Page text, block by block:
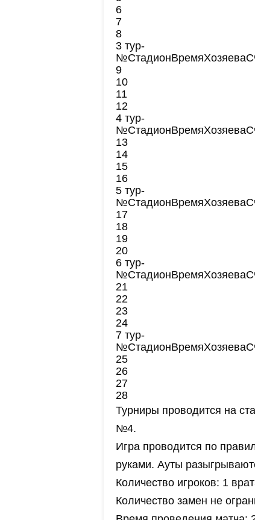
6
7
8
3 тур-
№СтадионВремяХозяева
9
10
11
12
4 тур-
№СтадионВремяХозяева
13
14
15
16
5 тур-
№СтадионВремяХозяева
17
18
19
20
6 тур-
№СтадионВремяХозяева
21
22
23
24
7 тур-
№СтадионВремяХозяева
25
26
27
28
Турниры проводится на
№4.
Игра проводится по
руками. Ауты
Количество игроков: 1
Количество замен не